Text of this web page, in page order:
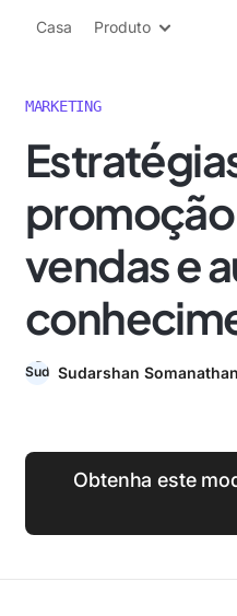
ClickUp Blogue
Casa Produto
MARKETING
vendas e
Sudarshan Somanathan
Obtenha este